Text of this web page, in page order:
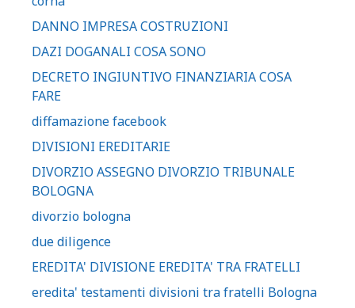
DANNO IMPRESA COSTRUZIONI
DAZI DOGANALI COSA SONO
DECRETO INGIUNTIVO FINANZIARIA COSA
FARE
diffamazione facebook
DIVISIONI EREDITARIE
DIVORZIO ASSEGNO DIVORZIO TRIBUNALE
BOLOGNA
divorzio bologna
due diligence
EREDITA' DIVISIONE EREDITA' TRA FRATELLI
eredita' testamenti divisioni tra fratelli Bologna